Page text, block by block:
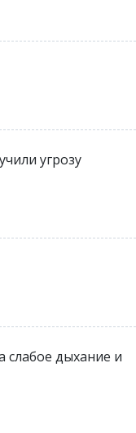
угрозу
слабое дыхание и